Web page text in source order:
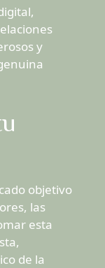
y
objetivo
las
esta
de la